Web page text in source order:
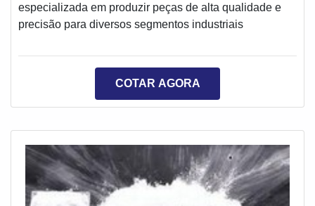
especializada em produzir peças de alta qualidade e
precisão para diversos segmentos industriais
COTAR AGORA